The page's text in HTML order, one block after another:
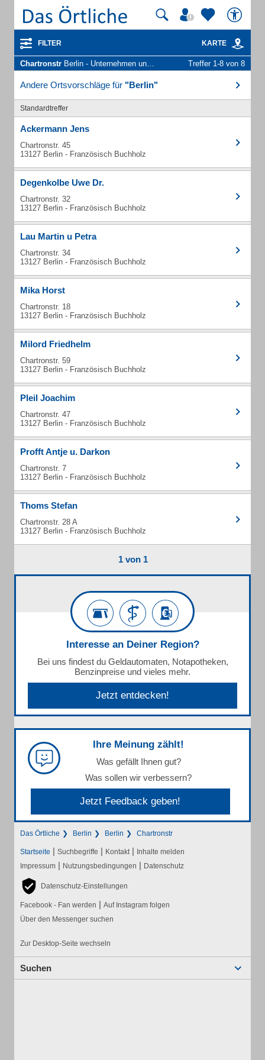
FILTER KARTE
Chartronstr Berlin - Unternehmen und Personen Treffer 1-8 von 8
Andere Ortsvorschläge für "Berlin"
Standardtreffer
Ackermann Jens
Chartronstr. 45
13127 Berlin - Französisch Buchholz
Degenkolbe Uwe Dr.
Chartronstr. 32
13127 Berlin - Französisch Buchholz
Lau Martin u Petra
Chartronstr. 34
13127 Berlin - Französisch Buchholz
Mika Horst
Chartronstr. 18
13127 Berlin - Französisch Buchholz
Milord Friedhelm
Chartronstr. 59
13127 Berlin - Französisch Buchholz
Pleil Joachim
Chartronstr. 47
13127 Berlin - Französisch Buchholz
Profft Antje u. Darkon
Chartronstr. 7
13127 Berlin - Französisch Buchholz
Thoms Stefan
Chartronstr. 28 A
13127 Berlin - Französisch Buchholz
1 von 1
Interesse an Deiner Region?
Bei uns findest du Geldautomaten, Notapotheken,
Benzinpreise und vieles mehr.
Jetzt entdecken!
Ihre Meinung zählt!
Was gefällt Ihnen gut?
Was sollen wir verbessern?
Jetzt Feedback geben!
Das Örtliche Berlin Berlin Chartronstr
Startseite | Suchbegriffe | Kontakt | Inhalte melden
Impressum | Nutzungsbedingungen | Datenschutz
Datenschutz-Einstellungen
Facebook - Fan werden | Auf Instagram folgen
Über den Messenger suchen
Zur Desktop-Seite wechseln
Suchen